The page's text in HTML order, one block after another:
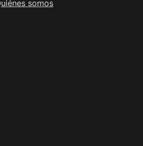
somos